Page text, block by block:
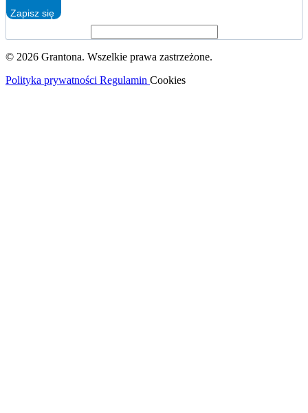
Zapisz się
© 2026 Grantona. Wszelkie prawa zastrzeżone.
Polityka prywatności Regulamin Cookies